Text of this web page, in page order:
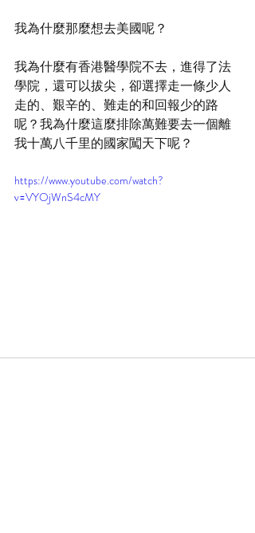
我為什麼那麼想去美國呢？
我為什麼有香港醫學院不去，進得了法
學院，還可以拔尖，卻選擇走一條少人
走的、艱辛的、難走的和回報少的路
呢？我為什麼這麼排除萬難要去一個離
我十萬八千里的國家闖天下呢？
https://www.youtube.com/watch?
v=VYOjWnS4cMY